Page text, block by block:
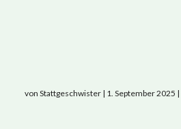
von Stattgeschwister | 1. September 2025 |